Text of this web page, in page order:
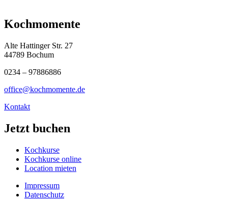
Kochmomente
Alte Hattinger Str. 27
44789 Bochum
0234 – 97886886
office@kochmomente.de
Kontakt
Jetzt buchen
Kochkurse
Kochkurse online
Location mieten
Impressum
Datenschutz